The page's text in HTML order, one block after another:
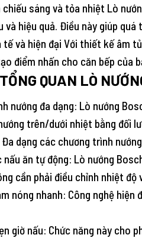
sáng và tỏa nhiệt Lò
và hiệu quả. Điều này giúp
và hiện đại Với thiết kế âm
điểm nhấn cho căn bếp của
QUAN LÒ
nướng đa dạng: Lò nướng
trên/dưới nhiệt bằng đối
dạng các chương trình
ăn tự động: Lò nướng
cần phải điều chỉnh nhiệt độ
nóng nhanh: Công nghệ
giờ nấu: Chức năng này cho